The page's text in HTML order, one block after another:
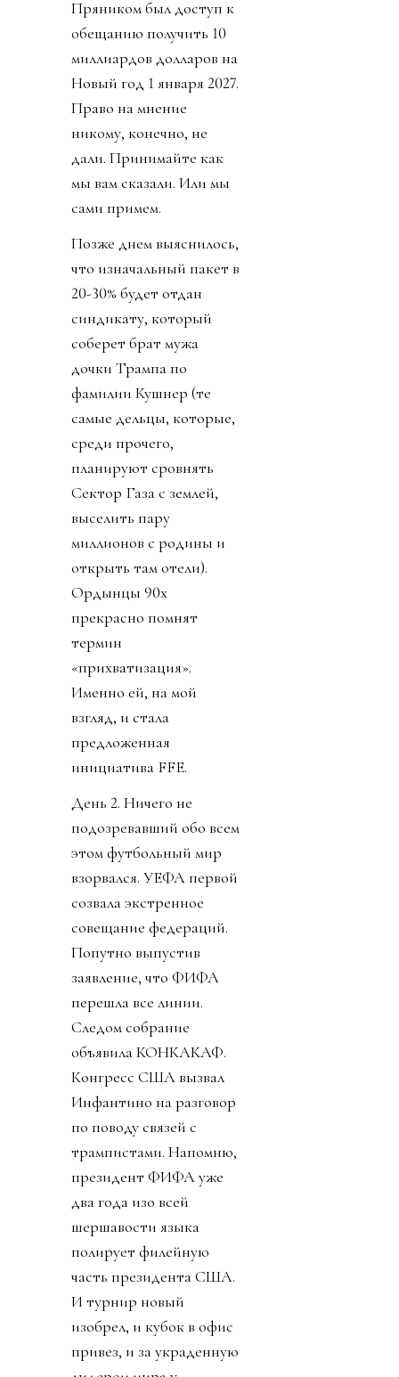
Пряником был доступ к
обещанию получить 10
миллиардов долларов на
Новый год 1 января 2027.
Право на мнение
никому, конечно, не
дали. Принимайте как
мы вам сказали. Или мы
сами примем.
Позже днем выяснилось,
что изначальный пакет в
20-30% будет отдан
синдикату, который
соберет брат мужа
дочки Трампа по
фамилии Кушнер (те
самые дельцы, которые,
среди прочего,
планируют сровнять
Сектор Газа с землей,
выселить пару
миллионов с родины и
открыть там отели).
Ордынцы 90х
прекрасно помнят
термин
«прихватизация».
Именно ей, на мой
взгляд, и стала
предложенная
инициатива FFE.
День 2. Ничего не
подозревавший обо всем
этом футбольный мир
взорвался. УЕФА первой
созвала экстренное
совещание федераций.
Попутно выпустив
заявление, что ФИФА
перешла все линии.
Следом собрание
объявила КОНКАКАФ.
Конгресс США вызвал
Инфантино на разговор
по поводу связей с
трампистами. Напомню,
президент ФИФА уже
два года изо всей
шершавости языка
полирует филейную
часть президента США.
И турнир новый
изобрел, и кубок в офис
привез, и за украденную